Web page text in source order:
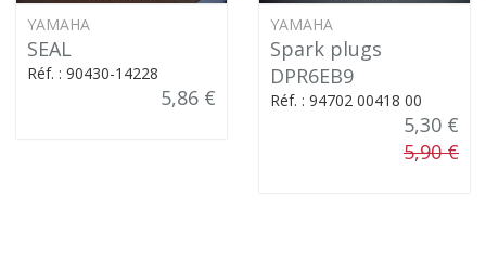
YAMAHA
SEAL
Réf. : 90430-14228
5,86 €
YAMAHA
Spark plugs
DPR6EB9
Réf. : 94702 00418 00
5,30 €
5,90 €